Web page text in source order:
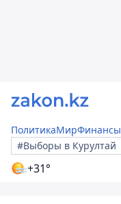
ПолитикаМирФинансы
#Выборы в Курултай
+31°